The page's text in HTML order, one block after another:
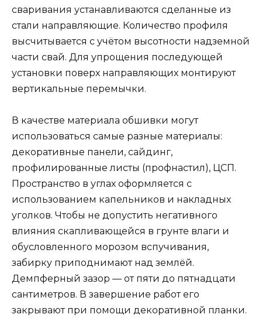
сваривания устанавливаются сделанные из
стали направляющие. Количество профиля
высчитывается с учётом высотности надземной
части свай. Для упрощения последующей
установки поверх направляющих монтируют
вертикальные перемычки.
В качестве материала обшивки могут
использоваться самые разные материалы:
декоративные панели, сайдинг,
профилированные листы (профнастил), ЦСП.
Пространство в углах оформляется с
использованием капельников и накладных
уголков. Чтобы не допустить негативного
влияния скапливающейся в грунте влаги и
обусловленного морозом вспучивания,
забирку приподнимают над землёй.
Демпферный зазор — от пяти до пятнадцати
сантиметров. В завершение работ его
закрывают при помощи декоративной планки.